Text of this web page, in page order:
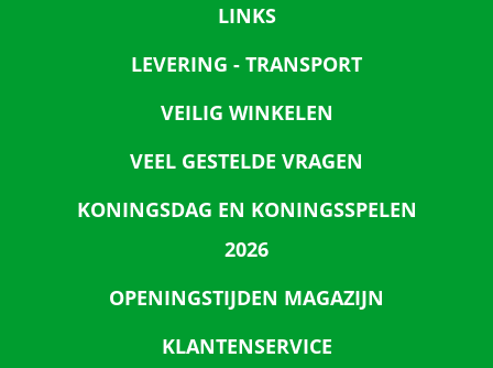
LINKS
LEVERING - TRANSPORT
VEILIG WINKELEN
VEEL GESTELDE VRAGEN
KONINGSDAG EN KONINGSSPELEN
2026
OPENINGSTIJDEN MAGAZIJN
KLANTENSERVICE